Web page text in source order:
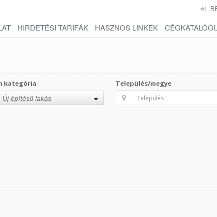
HIRDETÉSI TARIFÁK HASZNOS LINKEK
kategória
Új építésű lakás
Település/megye